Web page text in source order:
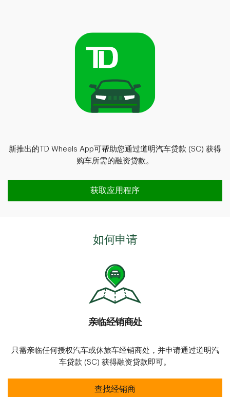
新推出的TD Wheels App可帮助您通过道明汽车贷款 (SC) 获得
购车所需的融资贷款。
欢迎使用TD WheelsTM
获取应用程序
如何申请
亲临经销商处
只需亲临任何授权汽车或休旅车经销商处，并申请通过道明汽
车贷款 (SC) 获得融资贷款即可。
亲临经销商处
查找经销商